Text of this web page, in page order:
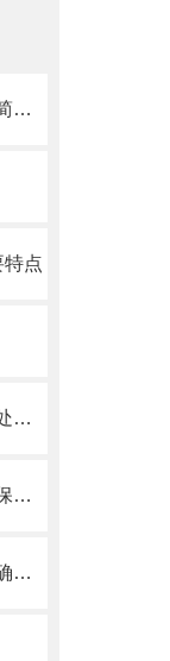
国产液相色谱柱一些使用准备工作简单分析
点
在线过滤器典型故障的成因与快速处置方法分享
一文与您分享铺集柱管的有效维护保养方法
一文与您分享液相色谱吸滤头的正确使用方法